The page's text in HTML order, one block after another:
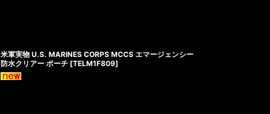
米軍実物 U.S. MARINES CORPS MCCS エマージェンシー
防水クリアー ポーチ [TELM1F809]